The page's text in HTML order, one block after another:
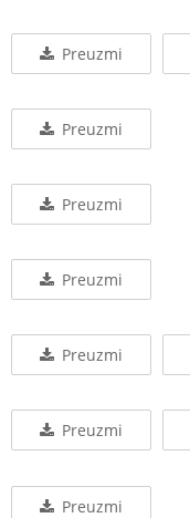
Preuzmi
Preuzmi
Preuzmi
Preuzmi
Preuzmi
Preuzmi
Preuzmi